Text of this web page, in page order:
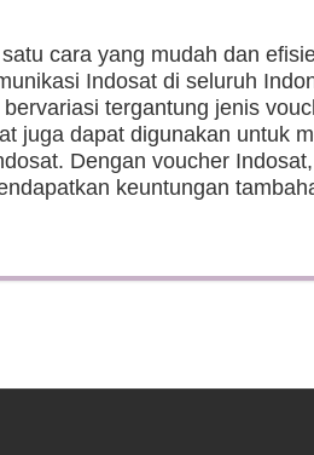
cara yang mudah dan
Indosat di seluruh
tergantung jenis
juga dapat digunakan untuk
Dengan voucher
keuntungan